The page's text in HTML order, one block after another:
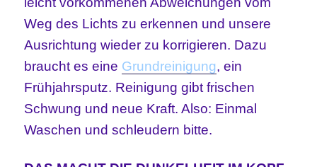
Weg des Lichts zu erkennen und unsere
Ausrichtung wieder zu korrigieren. Dazu
braucht es eine Grundreinigung, ein
Frühjahrsputz. Reinigung gibt frischen
Schwung und neue Kraft. Also: Einmal
Waschen und schleudern bitte.